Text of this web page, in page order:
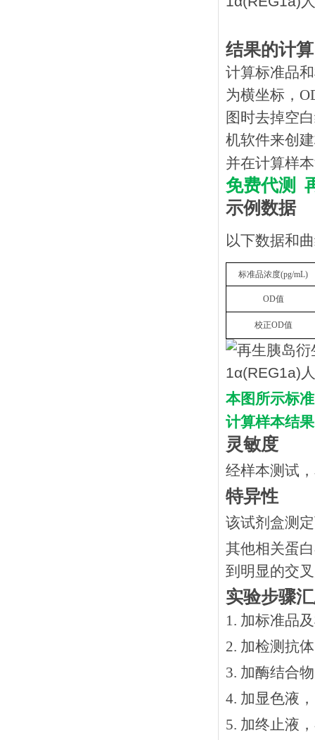
结果的计算
计算标准品
为横坐标，
图时去掉空
机软件来创
并在计算样
免费代测
示例数据
以下数据和
标准品浓度(pg/mL)
OD值
校正OD值
本图所示标
计算样本结果
灵敏度
经样本测试
特异性
该试剂盒测
其他相关蛋
到明显的交
实验步骤
1. 加标准品
2. 加检测抗
3. 加酶结合
4. 加显色液
5. 加终止液